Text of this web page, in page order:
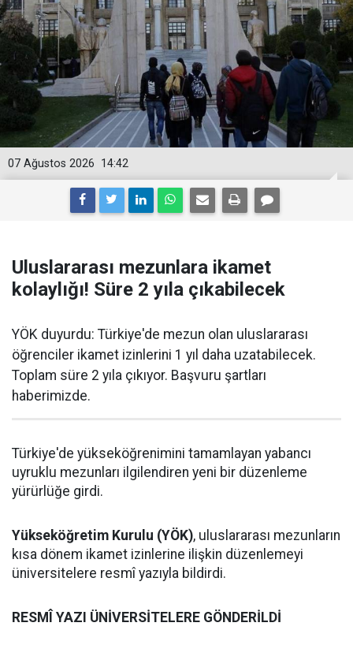
14:42
07 Ağustos 2026
Uluslararası mezunlara ikamet
kolaylığı! Süre 2 yıla çıkabilecek
YÖK duyurdu: Türkiye'de mezun olan uluslararası
öğrenciler ikamet izinlerini 1 yıl daha uzatabilecek.
Toplam süre 2 yıla çıkıyor. Başvuru şartları
haberimizde.
Türkiye'de yükseköğrenimini tamamlayan yabancı
uyruklu mezunları ilgilendiren yeni bir düzenleme
yürürlüğe girdi.
Yükseköğretim Kurulu (YÖK), uluslararası mezunların
kısa dönem ikamet izinlerine ilişkin düzenlemeyi
üniversitelere resmî yazıyla bildirdi.
RESMÎ YAZI ÜNİVERSİTELERE GÖNDERİLDİ